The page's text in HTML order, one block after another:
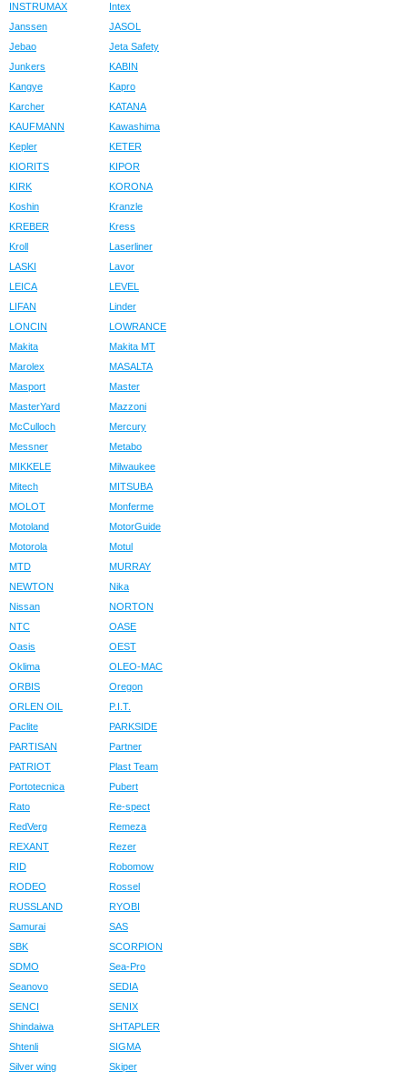
INSTRUMAX
Intex
Janssen
JASOL
Jebao
Jeta Safety
Junkers
KABIN
Kangye
Kapro
Karcher
KATANA
KAUFMANN
Kawashima
Kepler
KETER
KIORITS
KIPOR
KIRK
KORONA
Koshin
Kranzle
KREBER
Kress
Kroll
Laserliner
LASKI
Lavor
LEICA
LEVEL
LIFAN
Linder
LONCIN
LOWRANCE
Makita
Makita MT
Marolex
MASALTA
Masport
Master
MasterYard
Mazzoni
McCulloch
Mercury
Messner
Metabo
MIKKELE
Milwaukee
Mitech
MITSUBA
MOLOT
Monferme
Motoland
MotorGuide
Motorola
Motul
MTD
MURRAY
NEWTON
Nika
Nissan
NORTON
NTC
OASE
Oasis
OEST
Oklima
OLEO-MAC
ORBIS
Oregon
ORLEN OIL
P.I.T.
Paclite
PARKSIDE
PARTISAN
Partner
PATRIOT
Plast Team
Portotecnica
Pubert
Rato
Re-spect
RedVerg
Remeza
REXANT
Rezer
RID
Robomow
RODEO
Rossel
RUSSLAND
RYOBI
Samurai
SAS
SBK
SCORPION
SDMO
Sea-Pro
Seanovo
SEDIA
SENCI
SENIX
Shindaiwa
SHTAPLER
Shtenli
SIGMA
Silver wing
Skiper